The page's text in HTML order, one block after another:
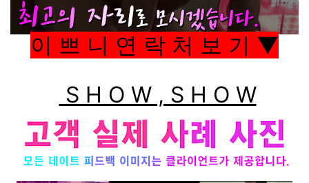
이 쁘 니 연 락 처 보 기 ▼
S H O W , S H O W